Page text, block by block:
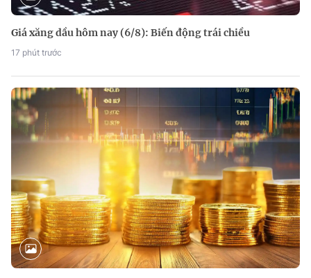
Giá xăng dầu hôm nay (6/8): Biến động trái chiều
17 phút trước